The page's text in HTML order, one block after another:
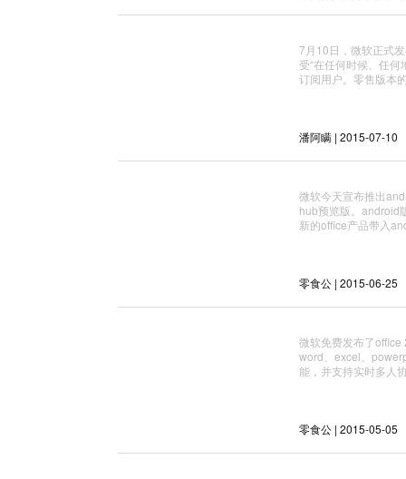
7月10日，微软正式
受“在任何时候、任
订阅用户。零售版本
潘阿瞒 | 2015-07-10
微软今天宣布推出
hub预览版。android
新的office产品带入
零食公 | 2015-06-25
微软免费发布了
word、excel、
能，并支持实时多人
零食公 | 2015-05-05